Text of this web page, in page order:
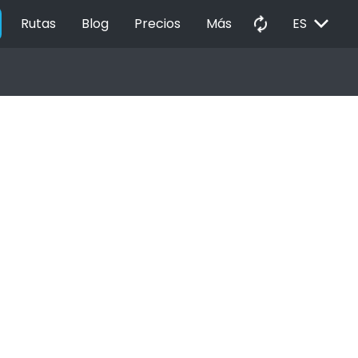
Rutas Blog Precios Más autorenew ES EXPAND_MORE